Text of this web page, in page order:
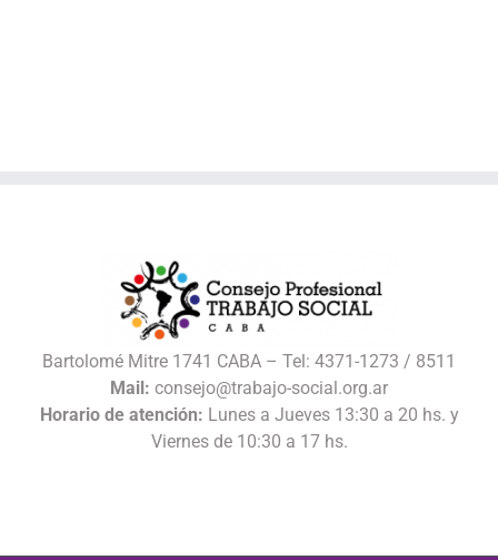
Bartolomé Mitre 1741 CABA – Tel: 4371-1273 / 8511
Mail: consejo@trabajo-social.org.ar
Horario de atención: Lunes a Jueves 13:30 a 20 hs. y
Viernes de 10:30 a 17 hs.